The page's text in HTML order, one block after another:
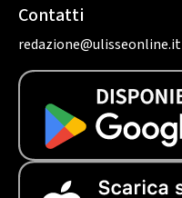
Contatti
redazione@ulisseonline.it